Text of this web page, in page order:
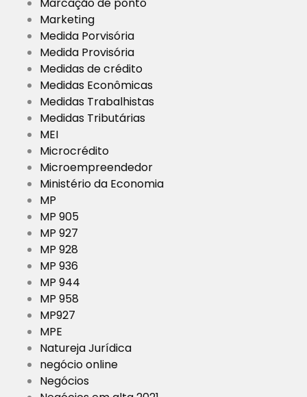
Marcação de ponto
Marketing
Medida Porvisória
Medida Provisória
Medidas de crédito
Medidas Econômicas
Medidas Trabalhistas
Medidas Tributárias
MEI
Microcrédito
Microempreendedor
Ministério da Economia
MP
MP 905
MP 927
MP 928
MP 936
MP 944
MP 958
MP927
MPE
Natureja Jurídica
negócio online
Negócios